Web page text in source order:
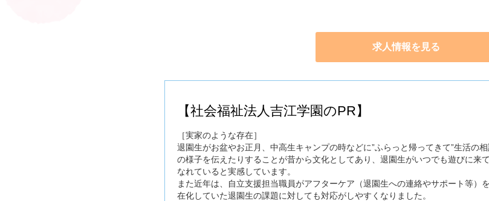
求人情報を見る
【社会福祉法人吉江学園のPR】
［実家のような存在］
退園生がお盆やお正月、中高生キャンプの時などに”ふらっと帰ってきて”生活の
の様子を伝えたりすることが昔から文化としてあり、退園生がいつでも遊びに来
なれていると実感しています。
また近年は、自立支援担当職員がアフターケア（退園生への連絡やサポート等）
在化していた退園生の課題に対しても対応がしやすくなりました。